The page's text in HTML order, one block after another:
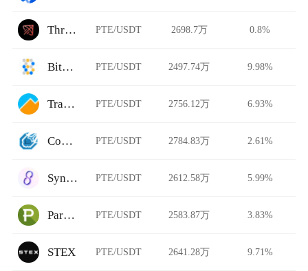
Thruster PTE/USDT 2698.7万 0.8%
Bitdrome Finance PTE/USDT 2497.74万 9.98%
TradeSatoshi PTE/USDT 2756.12万 6.93%
ComethSwap PTE/USDT 2784.83万 2.61%
SyncSwap PTE/USDT 2612.58万 5.99%
Paribu PTE/USDT 2583.87万 3.83%
STEX PTE/USDT 2641.28万 9.71%